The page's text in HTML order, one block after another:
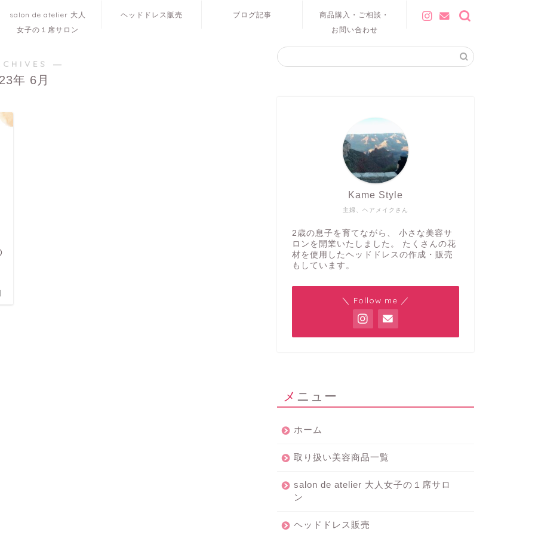
salon de atelier 大人
女子の１席サロン
ヘッドドレス販売 ブログ記事
商品購入・ご相談・
お問い合わせ
―
年 6月
主婦、ヘアメイクさん
Kame Style
2歳の息子を育てながら、 小さな美容サ
ロンを開業いたしました。 たくさんの花
材を使用したヘッドドレスの作成・販売
もしています。
＼ Follow me ／
メニュー
ホーム
取り扱い美容商品一覧
salon de atelier 大人女子の１席サロ
ン
ヘッドドレス販売